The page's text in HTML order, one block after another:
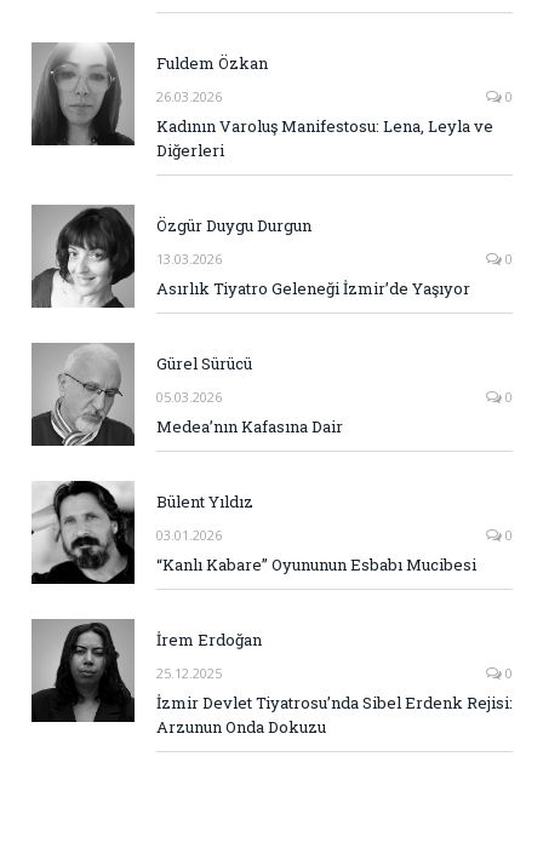
Fuldem Özkan
26.03.2026 0
Kadının Varoluş Manifestosu: Lena, Leyla ve
Diğerleri
Özgür Duygu Durgun
13.03.2026 0
Asırlık Tiyatro Geleneği İzmir’de Yaşıyor
Gürel Sürücü
05.03.2026 0
Medea’nın Kafasına Dair
Bülent Yıldız
03.01.2026 0
“Kanlı Kabare” Oyununun Esbabı Mucibesi
İrem Erdoğan
25.12.2025 0
İzmir Devlet Tiyatrosu’nda Sibel Erdenk Rejisi:
Arzunun Onda Dokuzu